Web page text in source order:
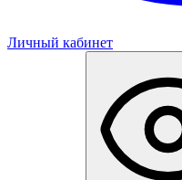
Личный кабинет